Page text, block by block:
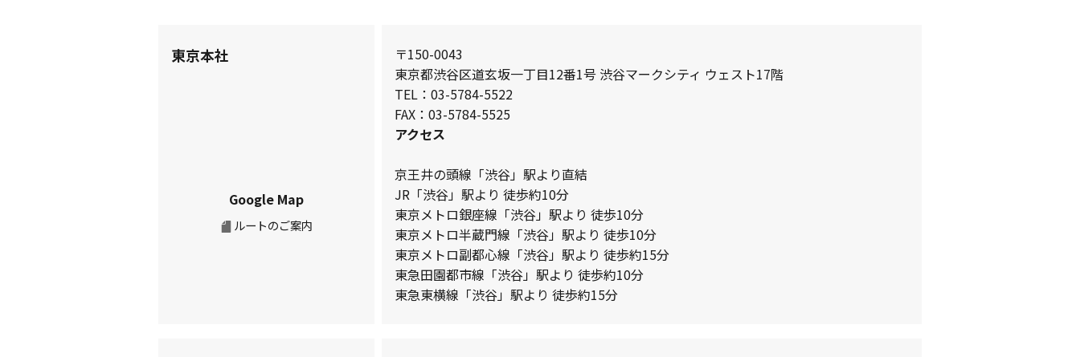
東京本社
Google Map
ルートのご案内
〒150-0043
東京都渋谷区道玄坂一丁目12番1号 渋谷マークシティ ウェスト17階
TEL：03-5784-5522
FAX：03-5784-5525
アクセス
京王井の頭線「渋谷」駅より直結
JR「渋谷」駅より 徒歩約10分
東京メトロ銀座線「渋谷」駅より 徒歩10分
東京メトロ半蔵門線「渋谷」駅より 徒歩10分
東京メトロ副都心線「渋谷」駅より 徒歩約15分
東急田園都市線「渋谷」駅より 徒歩約10分
東急東横線「渋谷」駅より 徒歩約15分